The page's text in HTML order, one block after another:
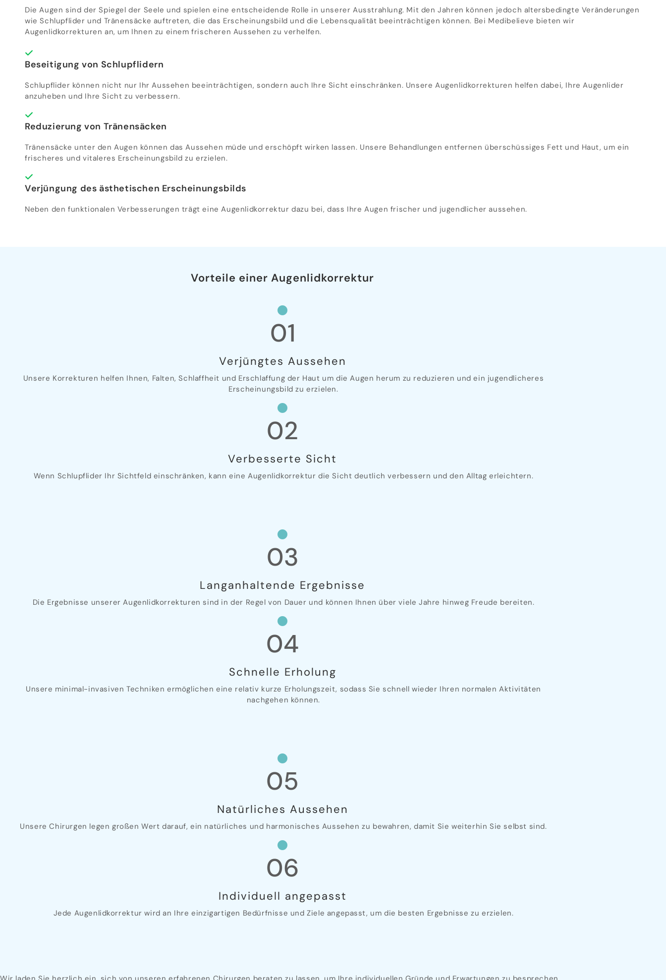
Die Augen sind der Spiegel der Seele und spielen eine entscheidende Rolle in unserer Ausstrahlung. Mit den Jahren können jedoch altersbedingte Veränderungen
wie Schlupflider und Tränensäcke auftreten, die das Erscheinungsbild und die Lebensqualität beeinträchtigen können. Bei Medibelieve bieten wir
Augenlidkorrekturen an, um Ihnen zu einem frischeren Aussehen zu verhelfen.
Beseitigung von Schlupflidern
Schlupflider können nicht nur Ihr Aussehen beeinträchtigen, sondern auch Ihre Sicht einschränken. Unsere Augenlidkorrekturen helfen dabei, Ihre Augenlider
anzuheben und Ihre Sicht zu verbessern.
Reduzierung von Tränensäcken
Tränensäcke unter den Augen können das Aussehen müde und erschöpft wirken lassen. Unsere Behandlungen entfernen überschüssiges Fett und Haut, um ein
frischeres und vitaleres Erscheinungsbild zu erzielen.
Verjüngung des ästhetischen Erscheinungsbilds
Neben den funktionalen Verbesserungen trägt eine Augenlidkorrektur dazu bei, dass Ihre Augen frischer und jugendlicher aussehen.
Vorteile einer Augenlidkorrektur
01
Verjüngtes Aussehen
Unsere Korrekturen helfen Ihnen, Falten, Schlaffheit und Erschlaffung der Haut um die Augen herum zu reduzieren und ein jugendlicheres
Erscheinungsbild zu erzielen.
02
Verbesserte Sicht
Wenn Schlupflider Ihr Sichtfeld einschränken, kann eine Augenlidkorrektur die Sicht deutlich verbessern und den Alltag erleichtern.
03
Langanhaltende Ergebnisse
Die Ergebnisse unserer Augenlidkorrekturen sind in der Regel von Dauer und können Ihnen über viele Jahre hinweg Freude bereiten.
04
Schnelle Erholung
Unsere minimal-invasiven Techniken ermöglichen eine relativ kurze Erholungszeit, sodass Sie schnell wieder Ihren normalen Aktivitäten
nachgehen können.
05
Natürliches Aussehen
Unsere Chirurgen legen großen Wert darauf, ein natürliches und harmonisches Aussehen zu bewahren, damit Sie weiterhin Sie selbst sind.
06
Individuell angepasst
Jede Augenlidkorrektur wird an Ihre einzigartigen Bedürfnisse und Ziele angepasst, um die besten Ergebnisse zu erzielen.